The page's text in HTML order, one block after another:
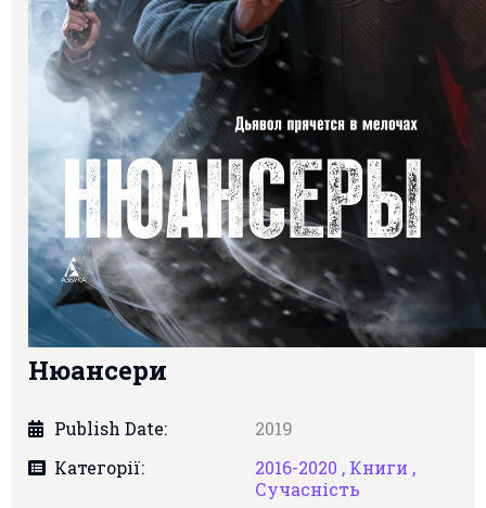
Нюансери
Publish Date:
2019
Категорії:
2016-2020 , Книги ,
Сучасність